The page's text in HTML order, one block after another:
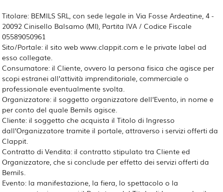
Titolare: BEMILS SRL, con sede legale in Via Fosse Ardeatine, 4 -
20092 Cinisello Balsamo (MI), Partita IVA / Codice Fiscale
05589050961
Sito/Portale: il sito web www.clappit.com e le private label ad
esso collegate.
Consumatore: il Cliente, ovvero la persona fisica che agisce per
scopi estranei all’attività imprenditoriale, commerciale o
professionale eventualmente svolta.
Organizzatore: il soggetto organizzatore dell’Evento, in nome e
per conto del quale Bemils agisce.
Cliente: il soggetto che acquista il Titolo di Ingresso
dall’Organizzatore tramite il portale, attraverso i servizi offerti da
Clappit.
Contratto di Vendita: il contratto stipulato tra Cliente ed
Organizzatore, che si conclude per effetto dei servizi offerti da
Bemils.
Evento: la manifestazione, la fiera, lo spettacolo o la